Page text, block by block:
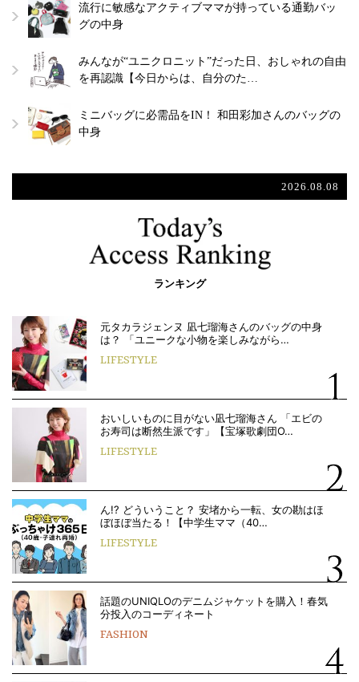
流行に敏感なアクティブママが持っている通勤バッ
グの中身
みんなが“ユニクロニット”だった日、おしゃれの自由
を再認識【今日からは、自分のた…
ミニバッグに必需品をIN！ 和田彩加さんのバッグの
中身
2026.08.08
ランキング
元タカラジェンヌ 凪七瑠海さんのバッグの中身
は？ 「ユニークな小物を楽しみながら…
LIFESTYLE
おいしいものに目がない凪七瑠海さん 「エビの
お寿司は断然生派です」【宝塚歌劇団O…
LIFESTYLE
ん!? どういうこと？ 安堵から一転、女の勘はほ
ぼほぼ当たる！【中学生ママ（40…
LIFESTYLE
話題のUNIQLOのデニムジャケットを購入！春気
分投入のコーディネート
FASHION